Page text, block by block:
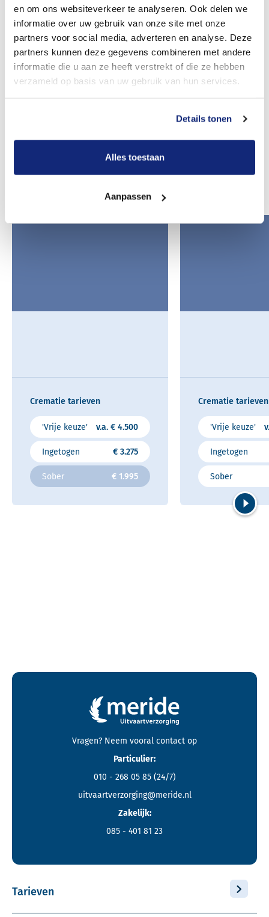
en om ons websiteverkeer te analyseren. Ook delen we
informatie over uw gebruik van onze site met onze
partners voor social media, adverteren en analyse. Deze
partners kunnen deze gegevens combineren met andere
informatie die u aan ze heeft verstrekt of die ze hebben
verzameld op basis van uw gebruik van hun services.
Details tonen
Alles toestaan
Aanpassen
Bestel dit complete pakket met de vaste lage
prijs
en bel nu naar: 010 - 268 05 85
Of vraag nu in 2 minuten een meer maatwerk
Overige mogelijkheden in Rotterdam
Crematie tarieven
'Vrije keuze' v.a. € 4.500
Ingetogen € 3.275
Sober € 1.995
Crematie tarieven
'Vrije keuze'
Ingetogen
Sober
Contactgegevens en footer menu van Meride
Vragen? Neem vooral contact op
Particulier:
010 - 268 05 85 (24/7)
uitvaartverzorging@meride.nl
Zakelijk:
085 - 401 81 23
Tarieven